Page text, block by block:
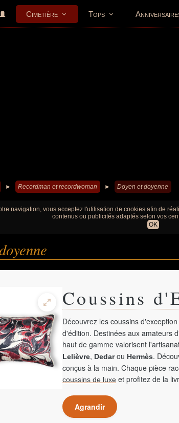
Cimetière Tops
► Recordman et recordwoman ► Doyen et doyenne
navigation, vous acceptez l'utilisation de cookies afin de
contenus ou publicités adaptés selon vos
OK
Coussins
Découvrez les coussins d'exception
d'édition. Destinées aux amateurs
haut de gamme valorisent
Lelièvre, Dedarou Hermès.
conçus à la main. Chaque pièce
coussins de luxe et profitez de la
Agrandir